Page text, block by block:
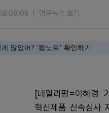
영문뉴스 보기
많았어? ‘팜노트’ 확인하기
[데일리팜=이혜경
혁신제품 신속심사